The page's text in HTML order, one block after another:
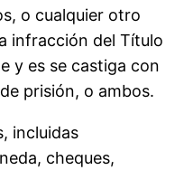
o cualquier otro
infracción del Título
y es se castiga con
prisión, o ambos.
incluidas
cheques,